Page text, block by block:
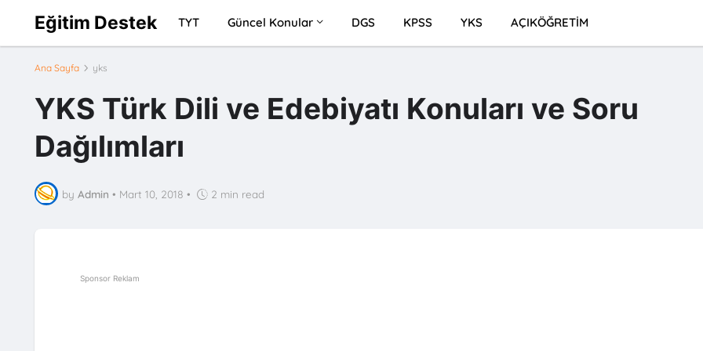
Eğitim Destek TYT Güncel Konular DGS KPSS YKS AÇIKÖĞRETİM
Ana Sayfa yks
YKS Türk Dili ve Edebiyatı Konuları ve Soru
Dağılımları
by Admin • Mart 10, 2018 • 2 min read
Sponsor Reklam